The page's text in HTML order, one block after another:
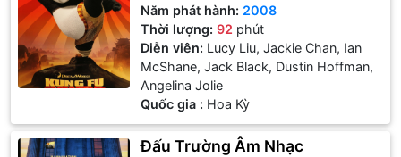
Năm phát hành: 2008
Thời lượng:92 phút
Diễn viên: Lucy Liu, Jackie Chan, Ian
McShane, Jack Black, Dustin Hoffman,
Angelina Jolie
Quốc gia : Hoa Kỳ
Đấu Trường Âm Nhạc